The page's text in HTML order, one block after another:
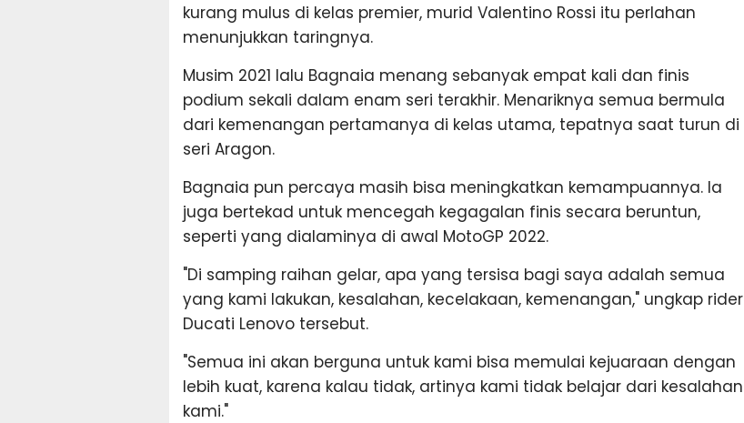
kurang mulus di kelas premier, murid Valentino Rossi itu perlahan
menunjukkan taringnya.
Musim 2021 lalu Bagnaia menang sebanyak empat kali dan finis
podium sekali dalam enam seri terakhir. Menariknya semua bermula
dari kemenangan pertamanya di kelas utama, tepatnya saat turun di
seri Aragon.
Bagnaia pun percaya masih bisa meningkatkan kemampuannya. Ia
juga bertekad untuk mencegah kegagalan finis secara beruntun,
seperti yang dialaminya di awal MotoGP 2022.
"Di samping raihan gelar, apa yang tersisa bagi saya adalah semua
yang kami lakukan, kesalahan, kecelakaan, kemenangan," ungkap rider
Ducati Lenovo tersebut.
"Semua ini akan berguna untuk kami bisa memulai kejuaraan dengan
lebih kuat, karena kalau tidak, artinya kami tidak belajar dari kesalahan
kami."